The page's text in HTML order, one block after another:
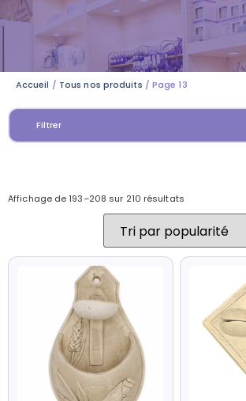
Accueil / Tous nos produits / Page 13
Filtrer
Affichage de 193–208 sur 210 résultats